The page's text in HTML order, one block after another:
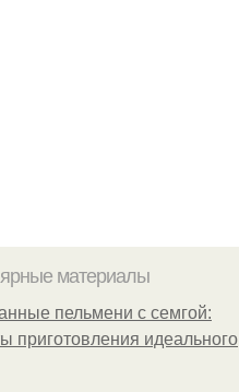
материалы
пельмени с семгой:
приготовления идеального